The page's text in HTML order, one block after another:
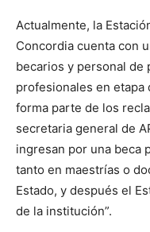
Actualmente, la
Concordia cuenta con
becarios y personal de
profesionales en etapa
forma parte de los
secretaria general de
ingresan por una beca
tanto en maestrías o
Estado, y después el
de la institución”.